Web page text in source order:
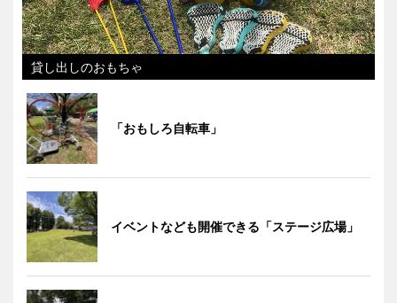
貸し出しのおもちゃ
「おもしろ自転車」
イベントなども開催できる「ステージ広場」